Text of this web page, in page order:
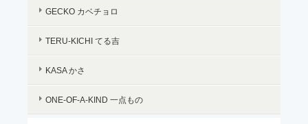
GECKO カベチョロ
TERU-KICHI てる吉
KASA かさ
ONE-OF-A-KIND 一点もの